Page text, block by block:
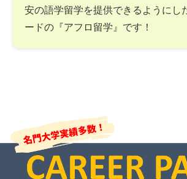
安の語学留学を提供できるようにし
ードの『アフロ留学』です！